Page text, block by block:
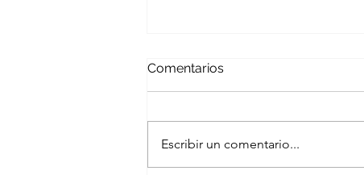
Comentarios
Escribir un comentario...